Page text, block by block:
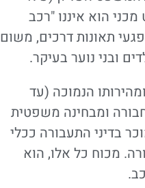
מכני הוא איננו "רכב
תאונות דרכים, משום
ובני נוער בעיקר.
הנמוכה (עד
ומבחינה משפטית
בדיני התעבורה ככלי
מכוח כל אלו, הוא